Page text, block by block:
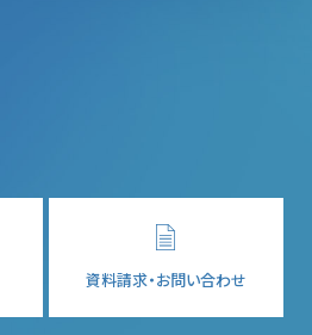
資料請求・お問い合わせ